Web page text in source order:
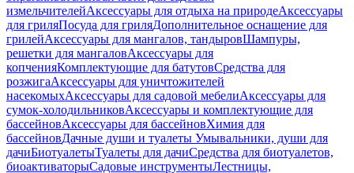
измельчителейАксессуары для отдыха на природеАксессуары
для гриляПосуда для гриляДополнительное оснащение для
грилейАксессуары для мангалов, тандыровШампуры,
решетки для мангаловАксессуары для
копченияКомплектующие для батутовСредства для
розжигаАксессуары для уничтожителей
насекомыхАксессуары для садовой мебелиАксессуары для
сумок-холодильниковАксессуары и комплектующие для
бассейновАксессуары для бассейновХимия для
бассейновДачные души и туалеты Умывальники, души для
дачиБиотуалетыТуалеты для дачиСредства для биотуалетов,
биоактиваторыСадовые инструментыЛестницы,